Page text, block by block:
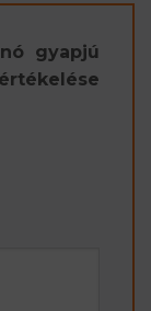
gyapjú